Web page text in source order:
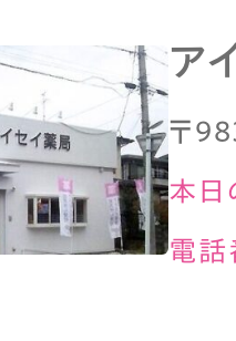
ア
〒
本日
電話